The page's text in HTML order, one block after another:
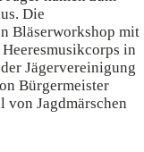
Die
Bläserworkshop mit
in
Jägervereinigung
Bürgermeister
Jagdmärschen